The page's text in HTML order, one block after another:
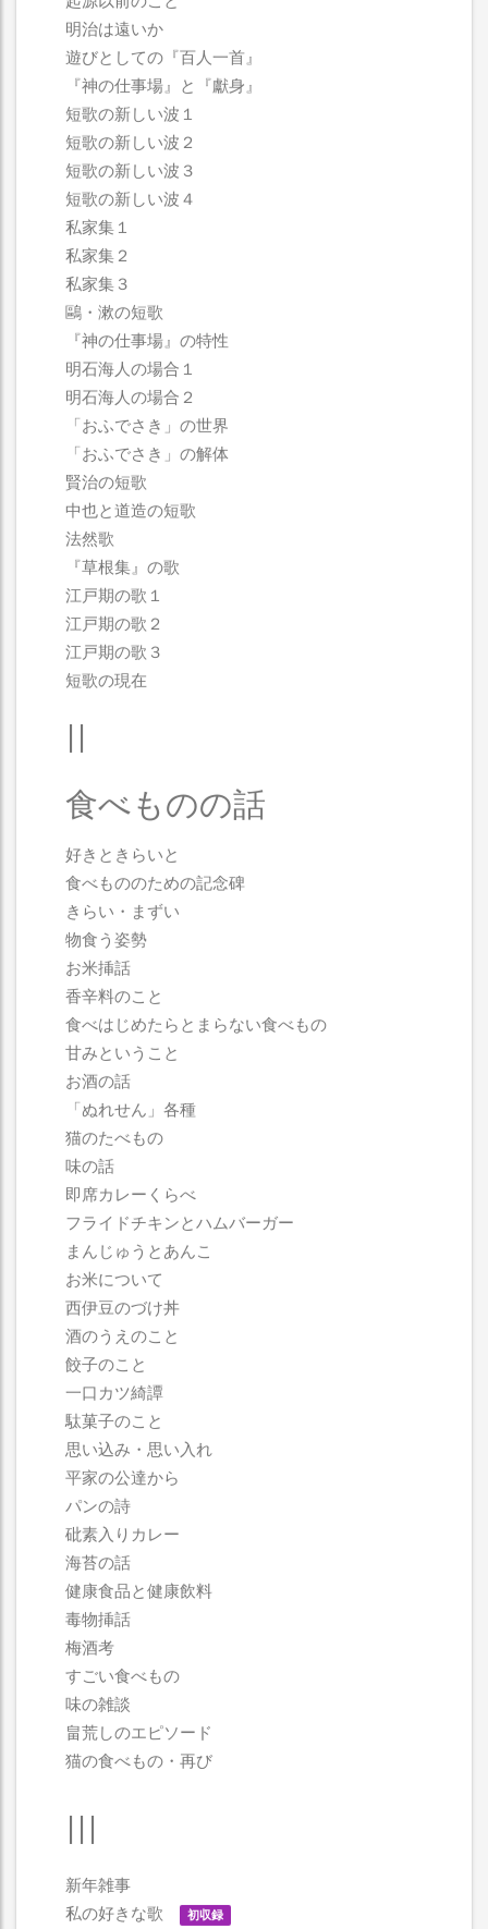
明治は遠いか
遊びとしての『百人一首』
『神の仕事場』と『獻身』
短歌の新しい波１
短歌の新しい波２
短歌の新しい波３
短歌の新しい波４
私家集１
私家集２
私家集３
鷗・漱の短歌
『神の仕事場』の特性
明石海人の場合１
明石海人の場合２
「おふでさき」の世界
「おふでさき」の解体
賢治の短歌
中也と道造の短歌
法然歌
『草根集』の歌
江戸期の歌１
江戸期の歌２
江戸期の歌３
短歌の現在
II
食べものの話
好きときらいと
食べもののための記念碑
きらい・まずい
物食う姿勢
お米挿話
香辛料のこと
食べはじめたらとまらない食べもの
甘みということ
お酒の話
「ぬれせん」各種
猫のたべもの
味の話
即席カレーくらべ
フライドチキンとハムバーガー
まんじゅうとあんこ
お米について
西伊豆のづけ丼
酒のうえのこと
餃子のこと
一口カツ綺譚
駄菓子のこと
思い込み・思い入れ
平家の公達から
パンの詩
砒素入りカレー
海苔の話
健康食品と健康飲料
毒物挿話
梅酒考
すごい食べもの
味の雑談
畠荒しのエピソード
猫の食べもの・再び
III
新年雑事
私の好きな歌
初収録